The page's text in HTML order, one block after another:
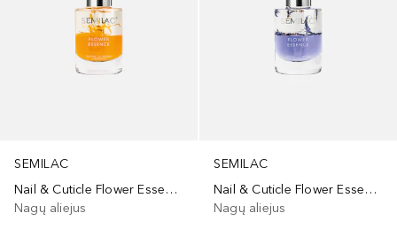
SEMILAC
Nail & Cuticle Flower Essence Orange Strength
Nagų aliejus
SEMILAC
Nail & Cuticle Flower Essence Violet Energy
Nagų aliejus